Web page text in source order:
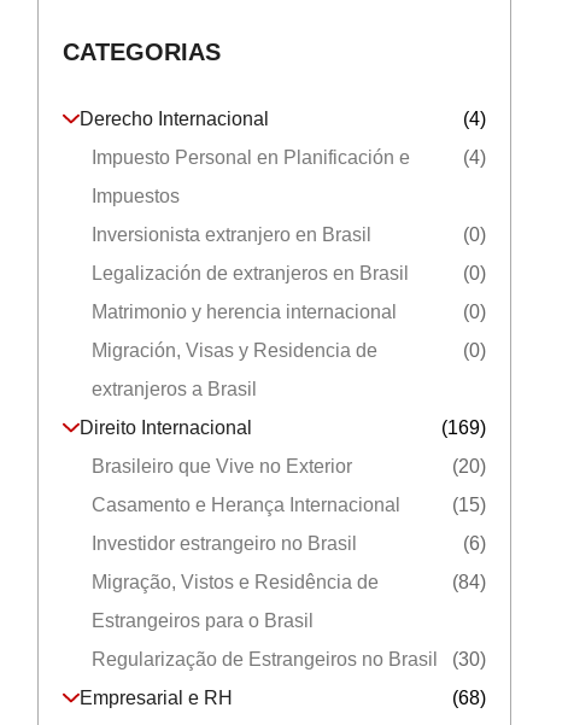
CATEGORIAS
Derecho Internacional
(4)
Impuesto Personal en Planificación e
Impuestos
(4)
Inversionista extranjero en Brasil
(0)
Legalización de extranjeros en Brasil
(0)
Matrimonio y herencia internacional
(0)
Migración, Visas y Residencia de
extranjeros a Brasil
(0)
Direito Internacional
(169)
Brasileiro que Vive no Exterior
(20)
Casamento e Herança Internacional
(15)
Investidor estrangeiro no Brasil
(6)
Migração, Vistos e Residência de
Estrangeiros para o Brasil
(84)
Regularização de Estrangeiros no Brasil
(30)
Empresarial e RH
(68)